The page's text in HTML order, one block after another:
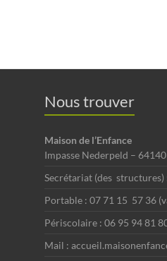
Nous trouver
Maison de l’Enfance
Impasse Nederpeld –
Secrétariat (des structures)
Portable : 07 71 15 57 36
Périscolaire : 06 95 94 81
Mail :